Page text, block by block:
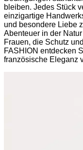
bleiben. Jedes Stück
einzigartige
und besondere Liebe
Abenteuer in der
Frauen, die Schutz
FASHION entdecken
französische Eleganz